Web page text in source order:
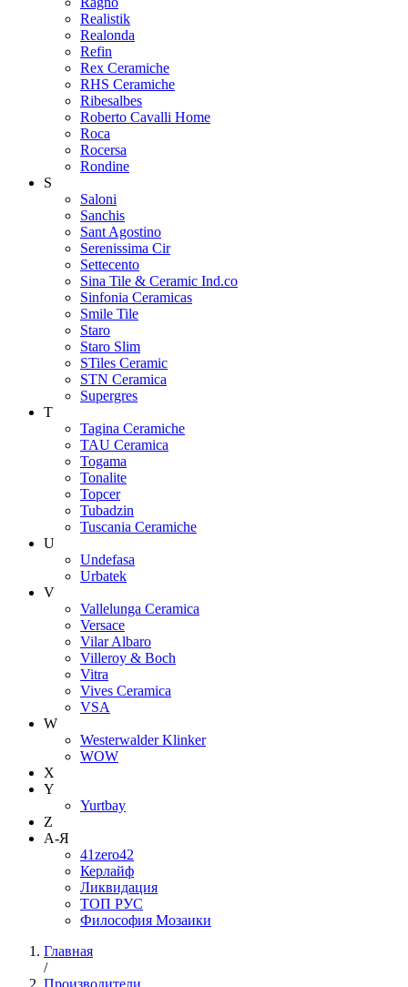
Realistik
Realonda
Refin
Rex Ceramiche
RHS Ceramiche
Ribesalbes
Roberto Cavalli Home
Roca
Rocersa
Rondine
S
Saloni
Sanchis
Sant Agostino
Serenissima Cir
Settecento
Sina Tile & Ceramic Ind.co
Sinfonia Ceramicas
Smile Tile
Staro
Staro Slim
STiles Ceramic
STN Ceramica
Supergres
T
Tagina Ceramiche
TAU Ceramica
Togama
Tonalite
Topcer
Tubadzin
Tuscania Ceramiche
U
Undefasa
Urbatek
V
Vallelunga Ceramica
Versace
Vilar Albaro
Villeroy & Boch
Vitra
Vives Ceramica
VSA
W
Westerwalder Klinker
WOW
X
Y
Yurtbay
Z
А-Я
41zero42
Керлайф
Ликвидация
ТОП РУС
Философия Мозаики
Главная
/
Производители